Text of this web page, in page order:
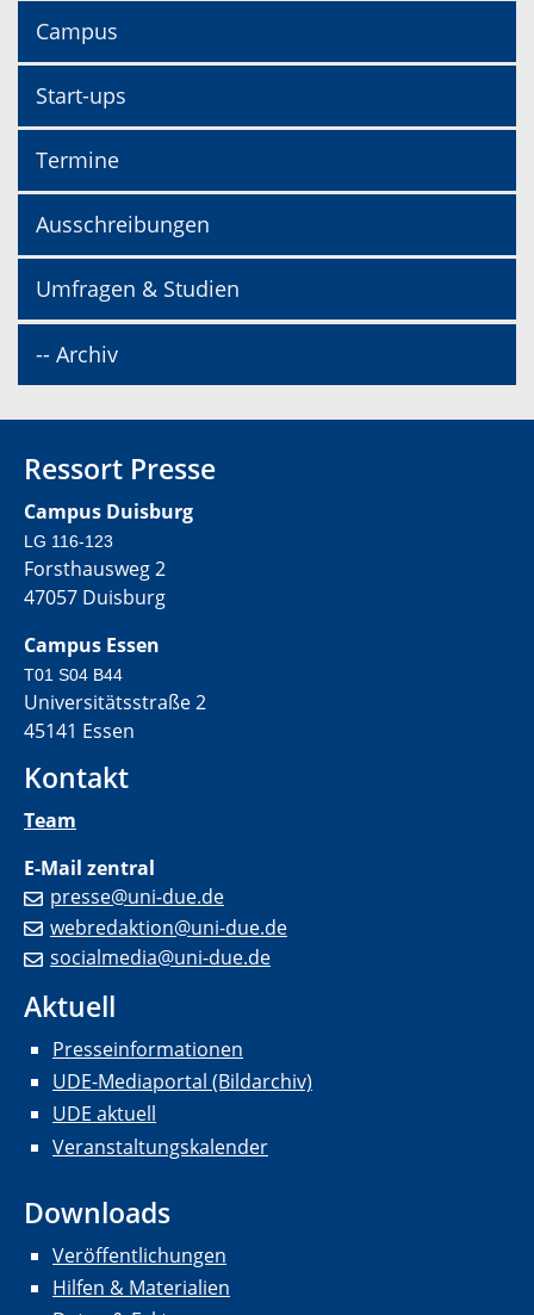
Campus
Start-ups
Termine
Ausschreibungen
Umfragen & Studien
-- Archiv
Ressort Presse
Campus Duisburg
LG 116-123
Forsthausweg 2
47057 Duisburg
Campus Essen
T01 S04 B44
Universitätsstraße 2
45141 Essen
Kontakt
Team
E-Mail zentral
presse@uni-due.de
webredaktion@uni-due.de
socialmedia@uni-due.de
Aktuell
Presseinformationen
UDE-Mediaportal (Bildarchiv)
UDE aktuell
Veranstaltungskalender
Downloads
Veröffentlichungen
Hilfen & Materialien